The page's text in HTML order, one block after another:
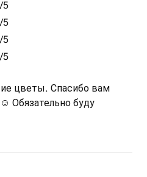
/5
/5
/5
/5
цветы. Спасибо вам
Обязательно буду